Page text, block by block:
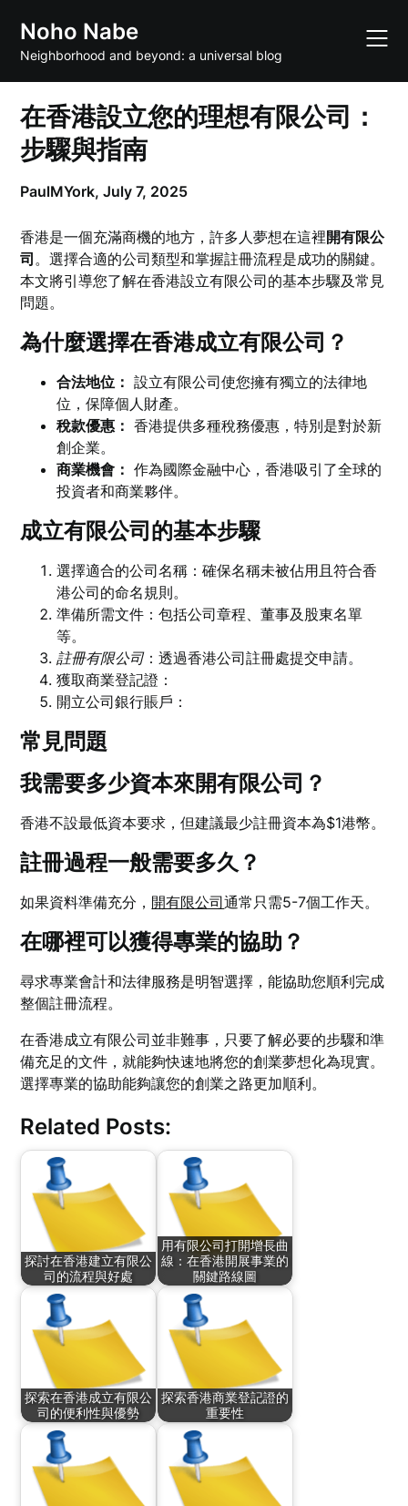
content
Noho Nabe
Neighborhood and beyond: a universal blog
在香港設立您的理想有限公司：
步驟與指南
PaulMYork,July 7, 2025
香港是一個充滿商機的地方，許多人夢想在這裡開有限公
司 。選擇合適的公司類型和掌握註冊流程是成功的關鍵。
本文將引導您了解在香港設立有限公司的基本步驟及常見
問題。
為什麼選擇在香港成立有限公司？
合法地位： 設立有限公司使您擁有獨立的法律地
位，保障個人財產。
稅款優惠： 香港提供多種稅務優惠，特別是對於新
創企業。
商業機會： 作為國際金融中心，香港吸引了全球的
投資者和商業夥伴。
成立有限公司的基本步驟
選擇適合的公司名稱：確保名稱未被佔用且符合香
港公司的命名規則。
準備所需文件：包括公司章程、董事及股東名單
等。
註冊有限公司：透過香港公司註冊處提交申請。
獲取商業登記證：
開立公司銀行賬戶：
常見問題
我需要多少資本來開有限公司？
香港不設最低資本要求，但建議最少註冊資本為$1港幣。
註冊過程一般需要多久？
如果資料準備充分， 開有限公司通常只需5-7個工作天。
在哪裡可以獲得專業的協助？
尋求專業會計和法律服務是明智選擇，能協助您順利完成
整個註冊流程。
在香港成立有限公司並非難事，只要了解必要的步驟和準
備充足的文件，就能夠快速地將您的創業夢想化為現實。
選擇專業的協助能夠讓您的創業之路更加順利。
Related Posts:
探討在香港建立有限公
司的流程與好處
用有限公司打開增長曲
線：在香港開展事業的
關鍵路線圖
探索在香港成立有限公
司的便利性與優勢
探索香港商業登記證的
重要性